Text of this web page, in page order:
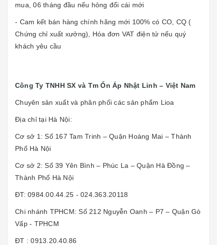
mua, 06 tháng đầu nếu hỏng đổi cái mới
- Cam kết bán hàng chính hãng mới 100% có CO, CQ (
Chứng chỉ xuất xưởng), Hóa đơn VAT điện tử nếu quý
khách yêu cầu
Công Ty TNHH SX và Tm Ổn Áp Nhật Linh – Việt Nam
Chuyên sản xuất và phân phối các sản phẩm Lioa
Địa chỉ tại Hà Nội:
Cơ sở 1: Số 167 Tam Trinh – Quận Hoàng Mai – Thành
Phố Hà Nội
Cơ sở 2: Số 39 Yên Bình – Phúc La – Quận Hà Đồng –
Thành Phố Hà Nội
ĐT: 0984.00.44.25 - 024.363.20118
Chi nhánh TPHCM: Số 212 Nguyễn Oanh – P7 – Quận Gò
Vấp - TPHCM
ĐT : 0913.20.40.86